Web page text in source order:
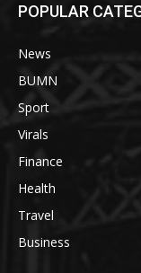
POPULAR
News
BUMN
Sport
Virals
Finance
Health
Travel
Business